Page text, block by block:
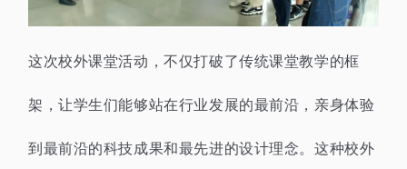
这次校外课堂活动，不仅打破了传统课堂教学的框
架，让学生们能够站在行业发展的最前沿，亲身体验
到最前沿的科技成果和最先进的设计理念。这种校外